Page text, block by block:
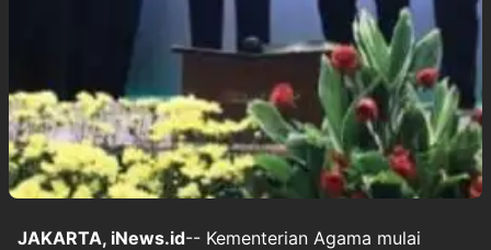
JAKARTA, iNews.id-- Kementerian Agama mulai